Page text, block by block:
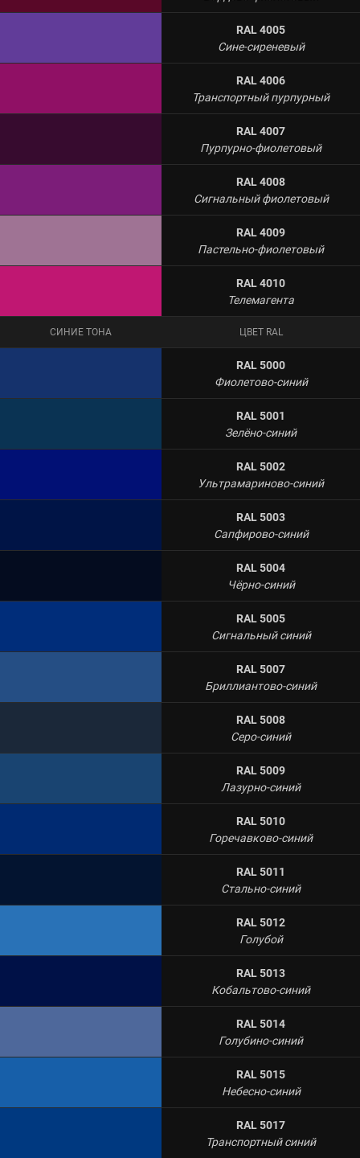
RAL 4005
Сине-сиреневый
RAL 4006
Транспортный пурпурный
RAL 4007
Пурпурно-фиолетовый
RAL 4008
Сигнальный фиолетовый
RAL 4009
Пастельно-фиолетовый
RAL 4010
Телемагента
СИНИЕ ТОНА ЦВЕТ RAL
RAL 5000
Фиолетово-синий
RAL 5001
Зелёно-синий
RAL 5002
Ультрамариново-синий
RAL 5003
Сапфирово-синий
RAL 5004
Чёрно-синий
RAL 5005
Сигнальный синий
RAL 5007
Бриллиантово-синий
RAL 5008
Серо-синий
RAL 5009
Лазурно-синий
RAL 5010
Горечавково-синий
RAL 5011
Стально-синий
RAL 5012
Голубой
RAL 5013
Кобальтово-синий
RAL 5014
Голубино-синий
RAL 5015
Небесно-синий
RAL 5017
Транспортный синий